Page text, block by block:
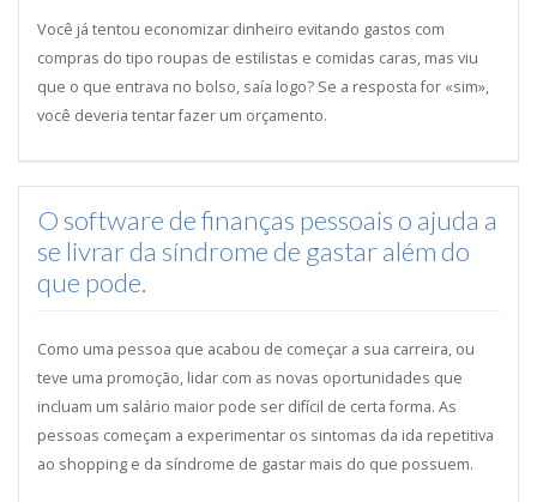
Você já tentou economizar dinheiro evitando gastos com
compras do tipo roupas de estilistas e comidas caras, mas viu
que o que entrava no bolso, saía logo? Se a resposta for «sim»,
você deveria tentar fazer um orçamento.
O software de finanças pessoais o ajuda a
se livrar da síndrome de gastar além do
que pode.
Como uma pessoa que acabou de começar a sua carreira, ou
teve uma promoção, lidar com as novas oportunidades que
incluam um salário maior pode ser difícil de certa forma. As
pessoas começam a experimentar os sintomas da ida repetitiva
ao shopping e da síndrome de gastar mais do que possuem.